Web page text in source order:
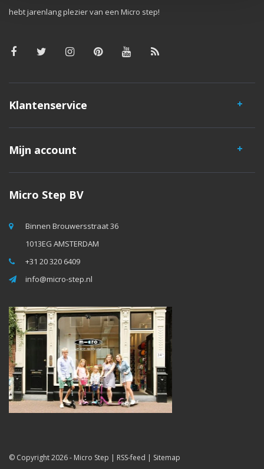
hebt jarenlang plezier van een Micro step!
Klantenservice
Mijn account
Micro Step BV
Binnen Brouwersstraat 36
1013EG AMSTERDAM
+31 20 320 6409
info@micro-step.nl
© Copyright 2026 - Micro Step | RSS-feed | Sitemap